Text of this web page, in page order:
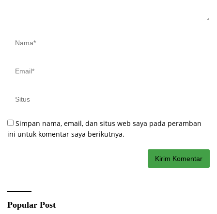
Simpan nama, email, dan situs web saya pada peramban
ini untuk komentar saya berikutnya.
Popular Post